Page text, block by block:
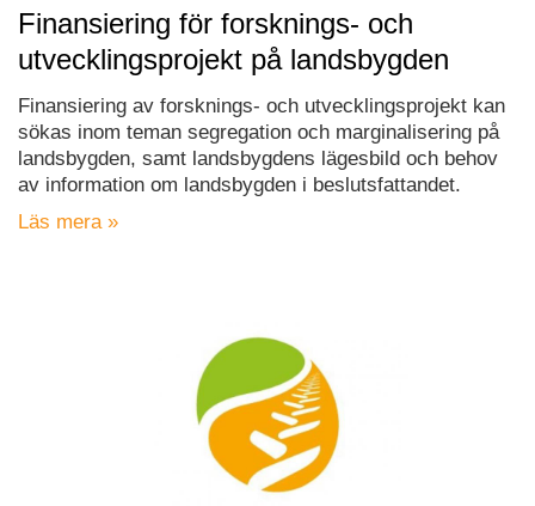
Finansiering för forsknings- och
utvecklingsprojekt på landsbygden
Finansiering av forsknings- och utvecklingsprojekt kan
sökas inom teman segregation och marginalisering på
landsbygden, samt landsbygdens lägesbild och behov
av information om landsbygden i beslutsfattandet.
Läs mera »